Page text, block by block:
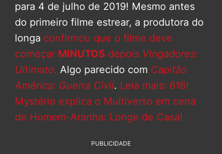
para 4 de julho de 2019! Mesmo antes
do primeiro filme estrear, a produtora do
longa confirmou que o filme deve
começar MINUTOS depois Vingadores:
Ultimato. Algo parecido com Capitão
América: Guerra Civil. Leia mais: 616!
Mystério explica o Multiverso em cena
de Homem-Aranha: Longe de Casa!
PUBLICIDADE